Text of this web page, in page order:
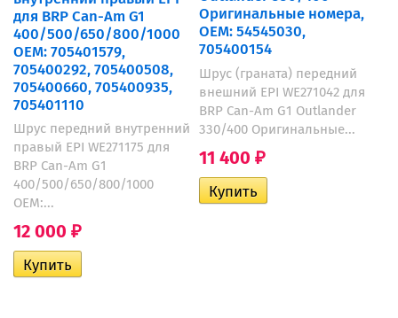
для BRP Can-Am G1
400/500/650/800/1000
OEM: 705401579,
705400292, 705400508,
705400660, 705400935,
705401110
Шрус передний внутренний
правый EPI WE271175 для
BRP Can-Am G1
400/500/650/800/1000
OEM:...
12 000 ₽
Оригинальные номера,
OEM: 54545030,
705400154
Шрус (граната) передний
внешний EPI WE271042 для
BRP Can-Am G1 Outlander
330/400 Оригинальные...
11 400 ₽